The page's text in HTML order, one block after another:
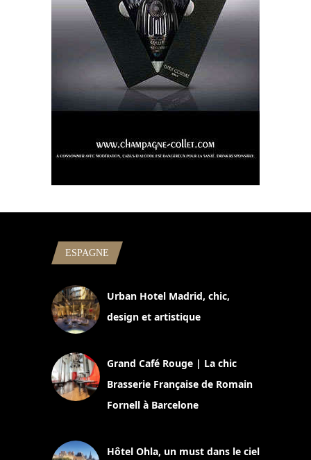
ESPAGNE
Urban Hotel Madrid, chic,
design et artistique
Grand Café Rouge | La chic
Brasserie Française de Romain
Fornell à Barcelone
Hôtel Ohla, un must dans le ciel